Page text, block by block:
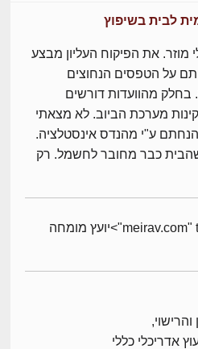
מוזר. את הפיקוח העליון מבצע
על הטפסים הנחוצים
בחלק מהוועדות דורשים
מערכת הביוב. לא מצאתי
ע"י מהנדס אינסטלציה.
4, משום שהבית כבר מחובר לחשמל. רק
ארז מירב -meirav.com" target="_blank">יועץ מומחה
אדריכלי כללי